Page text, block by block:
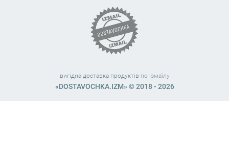
вигідна доставка продуктів по Ізмаїлу
«DOSTAVOCHKA.IZM» © 2018 - 2026